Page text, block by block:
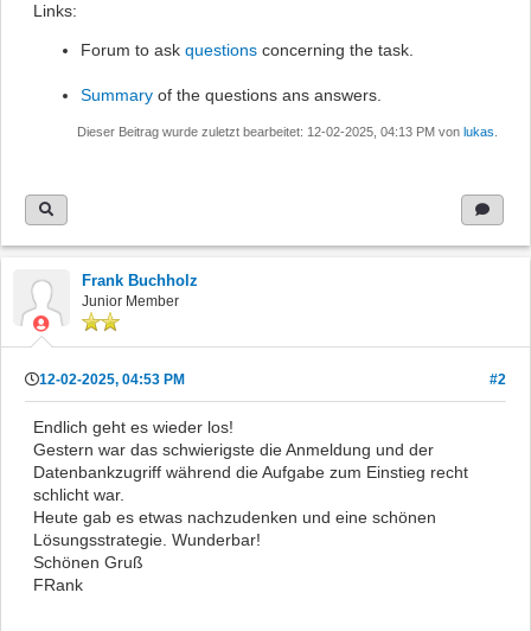
Links:
Forum to ask questions concerning the task.
Summary of the questions ans answers.
Dieser Beitrag wurde zuletzt bearbeitet: 12-02-2025, 04:13 PM von lukas
Frank Buchholz
Junior Member
12-02-2025, 04:53 PM #2
Endlich geht es wieder los!
Gestern war das schwierigste die Anmeldung und der
Datenbankzugriff während die Aufgabe zum Einstieg recht
schlicht war.
Heute gab es etwas nachzudenken und eine schönen
Lösungsstrategie. Wunderbar!
Schönen Gruß
FRank